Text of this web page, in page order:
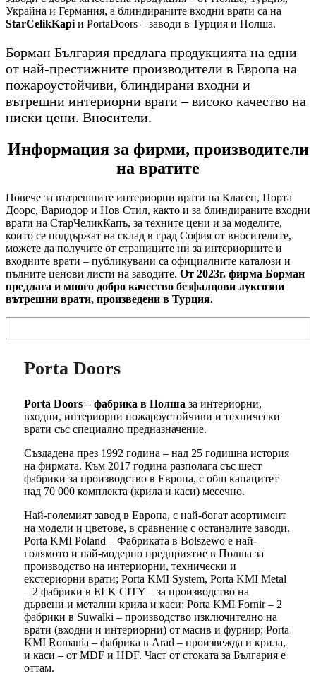
Украйна и Германия, а блиндираните входни врати са на
StarCelikKapi и PortaDoors – заводи в Турция и Полша.
Борман България предлага продукцията на едни
от най-престижните производители в Европа на
пожароустойчиви, блиндирани входни и
вътрешни интериорни врати – високо качество на
ниски цени. Вносители.
Информация за фирми, производители
на вратите
Повече за вътрешните интериорни врати на Класен, Порта
Доорс, Вариодор и Нов Стил, както и за блиндираните входни
врати на СтарЧеликКапъ, за техните цени и за моделите,
които се поддържат на склад в град София от вносителите,
можете да получите от страниците ни за интериорните и
входните врати – публикувани са официалните каталози и
пълните ценови листи на заводите. От 2023г. фирма Борман
предлага и много добро качество безфалцови луксозни
вътрешни врати, произведени в Турция.
Porta Doors
Porta Doors – фабрика в Полша за интериорни,
входни, интериорни пожароустойчиви и технически
врати със специално предназначение.
Създадена през 1992 година – над 25 годишна история
на фирмата. Към 2017 година разполага със шест
фабрики за производство в Европа, с общ капацитет
над 70 000 комплекта (крила и каси) месечно.
Най-големият завод в Европа, с най-богат асортимент
на модели и цветове, в сравнение с останалите заводи.
Porta KMI Poland – Фабриката в Bolszewo е най-
голямото и най-модерно предприятие в Полша за
производство на интериорни, технически и
екстериорни врати; Porta KMI System, Porta KMI Metal
– 2 фабрики в ELK CITY – за производство на
дървени и метални крила и каси; Porta KMI Fornir – 2
фабрики в Suwalki – производство изключително на
врати (входни и интериорни) от масив и фурнир; Porta
KMI Romania – фабрика в Arad – произвежда и крила,
и каси – от MDF и HDF. Част от стоката за България е
оттам.